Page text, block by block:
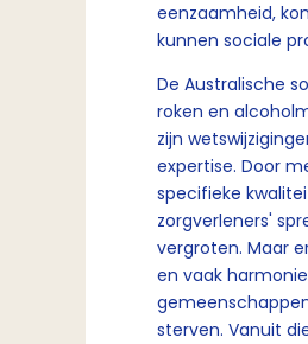
eenzaamheid,
kunnen sociale
De Australische
roken en
zijn
expertise. Door
specifieke
zorgverleners'
vergroten. Maar
en vaak
sterven. Vanuit